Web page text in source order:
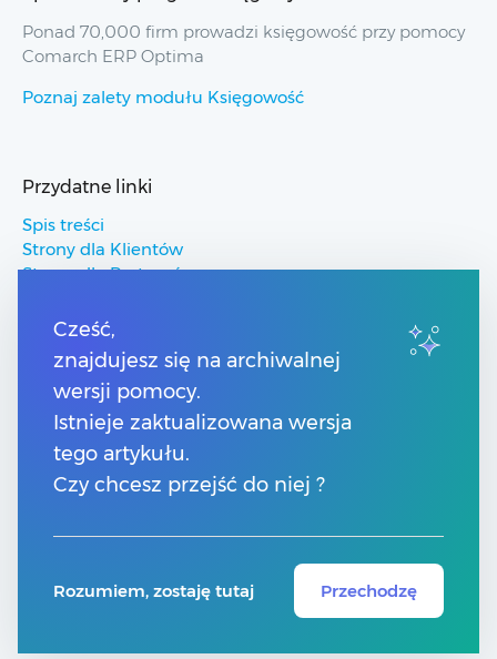
Ponad 70,000 firm prowadzi księgowość przy pomocy
Comarch ERP Optima
Poznaj zalety modułu Księgowość
Przydatne linki
Spis treści
Strony dla Klientów
Strony dla Partnerów
Pomoc Comarch Betterfly
Pomoc Comarch e-Sklep
Pomoc Comarch HRM
Kontakt
Numery telefonów
Znajdź Partnera Comarch
Cześć,
znajdujesz się na archiwalnej
wersji pomocy.
Istnieje zaktualizowana wersja
tego artykułu.
Czy chcesz przejść do niej ?
Rozumiem, zostaję tutaj Przechodzę